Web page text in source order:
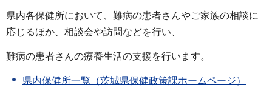
県内各保健所において、難病の患者さんやご家族の相談に
応じるほか、相談会や訪問などを行い、
難病の患者さんの療養生活の支援を行います。
県内保健所一覧（茨城県保健政策課ホームページ）